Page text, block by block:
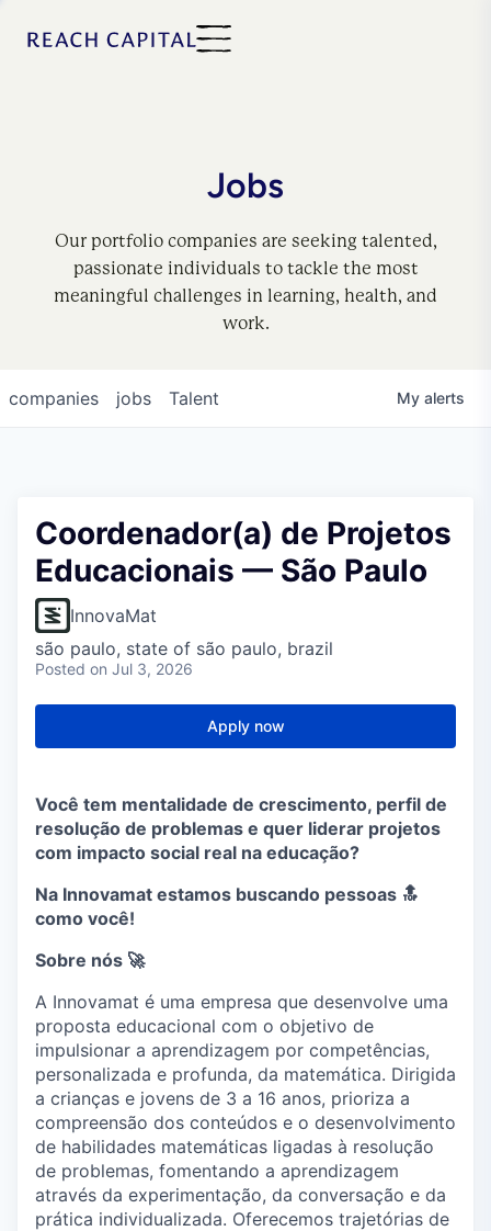
Jobs
Our portfolio companies are seeking talented,
passionate individuals to tackle the most
meaningful challenges in learning, health, and
work.
jobs
companies Talent My alerts
Coordenador(a) de Projetos
Educacionais — São Paulo
InnovaMat
são paulo, state of são paulo, brazil
Posted on Jul 3, 2026
Apply now
Você tem mentalidade de crescimento, perfil de
resolução de problemas e quer liderar projetos
com impacto social real na educação?
Na Innovamat estamos buscando pessoas 🔝
como você!
Sobre nós 🚀
A Innovamat é uma empresa que desenvolve uma
proposta educacional com o objetivo de
impulsionar a aprendizagem por competências,
personalizada e profunda, da matemática. Dirigida
a crianças e jovens de 3 a 16 anos, prioriza a
compreensão dos conteúdos e o desenvolvimento
de habilidades matemáticas ligadas à resolução
de problemas, fomentando a aprendizagem
através da experimentação, da conversação e da
prática individualizada. Oferecemos trajetórias de